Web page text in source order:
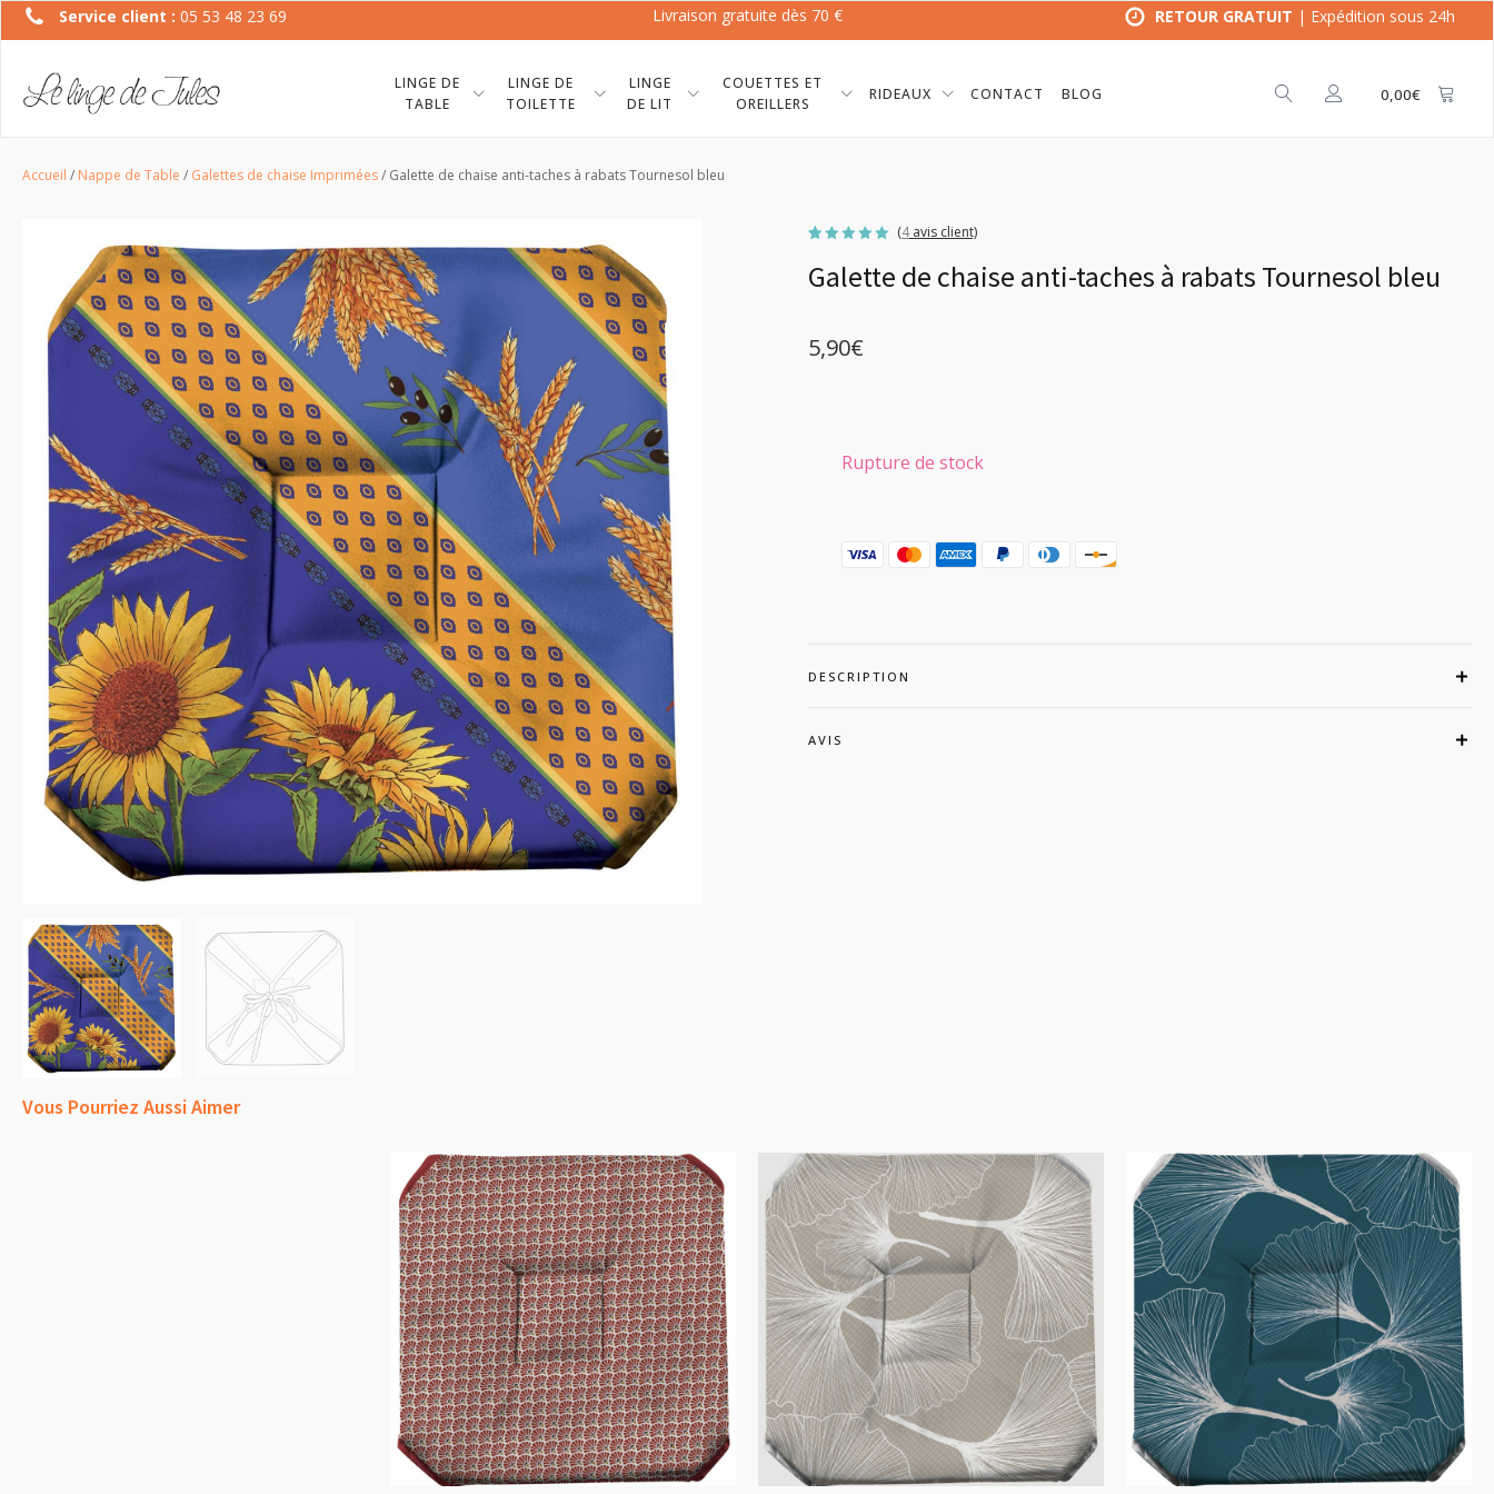
Service client : 05 53 48 23 69 Livraison gratuite dès 70 € RETOUR GRATUIT | Expédition sous 24h
LINGE DE
TABLE
LINGE DE
TOILETTE
LINGE
DE LIT
COUETTES ET
OREILLERS
RIDEAUX CONTACT BLOG 0,00€
Accueil / Nappe de Table / Galettes de chaise Imprimées/ Galette de chaise anti-taches à rabats Tournesol bleu
sur 5
basé sur
(4avis client)
Galette de chaise anti-taches à rabats Tournesol bleu
5,90€
Rupture de stock
DESCRIPTION
AVIS
Vous Pourriez Aussi Aimer